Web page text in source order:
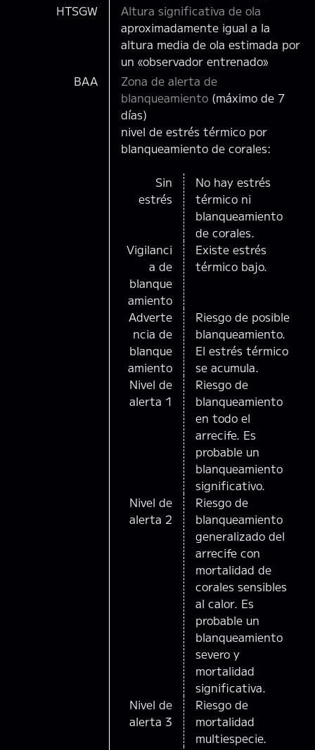
HTSGW
Altura significativa de ola
aproximadamente igual a la
altura media de ola estimada por
un «observador entrenado»
BAA
Zona de alerta de
blanqueamiento(máximo de 7
días)
nivel de estrés térmico por
blanqueamiento de corales:
Sin
estrés
No hay estrés
térmico ni
blanqueamiento
de corales.
Vigilanci
a de
blanque
amiento
Existe estrés
térmico bajo.
Adverte
ncia de
blanque
amiento
Riesgo de posible
blanqueamiento.
El estrés térmico
se acumula.
Nivel de
alerta 1
Riesgo de
blanqueamiento
en todo el
arrecife. Es
probable un
blanqueamiento
significativo.
Nivel de
alerta 2
Riesgo de
blanqueamiento
generalizado del
arrecife con
mortalidad de
corales sensibles
al calor. Es
probable un
blanqueamiento
severo y
mortalidad
significativa.
Nivel de
alerta 3
Riesgo de
mortalidad
multiespecie.